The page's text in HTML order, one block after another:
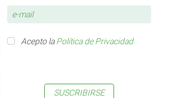
Acepto laPolítica de Privacidad
SUSCRIBIRSE